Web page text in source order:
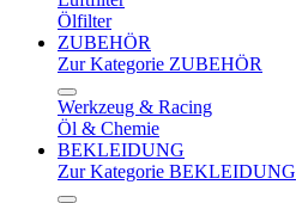
Ölfilter
ZUBEHÖR
Zur Kategorie ZUBEHÖR
Werkzeug & Racing
Öl & Chemie
BEKLEIDUNG
Zur Kategorie BEKLEIDUNG